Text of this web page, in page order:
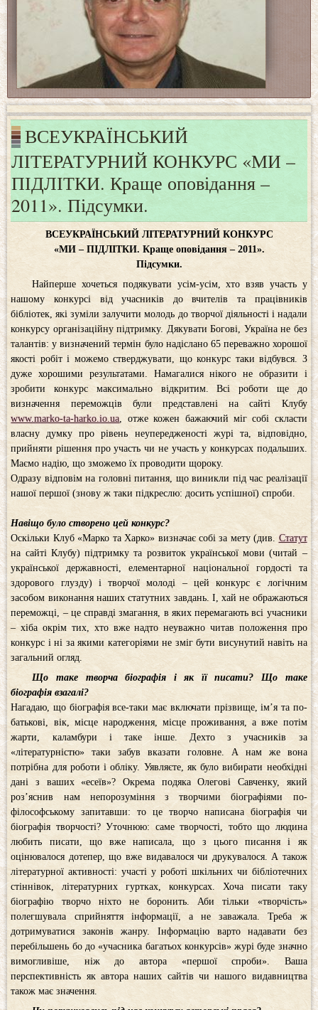
ВСЕУКРАЇНСЬКИЙ
ЛІТЕРАТУРНИЙ КОНКУРС «МИ –
ПІДЛІТКИ. Краще оповідання –
2011». Підсумки.
ВСЕУКРАЇНСЬКИЙ ЛІТЕРАТУРНИЙ КОНКУРС
«МИ – ПІДЛІТКИ. Краще оповідання – 2011».
Підсумки.
Найперше хочеться подякувати усім-усім, хто взяв участь у
нашому конкурсі від учасників до вчителів та працівників
бібліотек, які зуміли залучити молодь до творчої діяльності і надали
конкурсу організаційну підтримку. Дякувати Богові, Україна не без
талантів: у визначений термін було надіслано 65 переважно хорошої
якості робіт і можемо стверджувати, що конкурс таки відбувся. З
дуже хорошими результатами. Намагалися нікого не образити і
зробити конкурс максимально відкритим. Всі роботи ще до
визначення переможців були представлені на сайті Клубу
www.marko-ta-harko.io.ua , отже кожен бажаючий міг собі скласти
власну думку про рівень неупередженості журі та, відповідно,
прийняти рішення про участь чи не участь у конкурсах подальших.
Маємо надію, що зможемо їх проводити щороку.
Одразу відповім на головні питання, що виникли під час реалізації
нашої першої (знову ж таки підкреслю: досить успішної) спроби.
Навіщо було створено цей конкурс?
Оскільки Клуб «Марко та Харко» визначає собі за мету (див. Статут
на сайті Клубу) підтримку та розвиток української мови (читай –
української державності, елементарної національної гордості та
здорового глузду) і творчої молоді – цей конкурс є логічним
засобом виконання наших статутних завдань. І, хай не ображаються
переможці, – це справді змагання, в яких перемагають всі учасники
– хіба окрім тих, хто вже надто неуважно читав положення про
конкурс і ні за якими категоріями не зміг бути висунутий навіть на
загальний огляд.
Що таке творча біографія і як її писати? Що таке
біографія взагалі?
Нагадаю, що біографія все-таки має включати прізвище, ім’я та по-
батькові, вік, місце народження, місце проживання, а вже потім
жарти, каламбури і таке інше. Дехто з учасників за
«літературністю» таки забув вказати головне. А нам же вона
потрібна для роботи і обліку. Уявляєте, як було вибирати необхідні
дані з ваших «есеїв»? Окрема подяка Олегові Савченку, який
роз’яснив нам непорозуміння з творчими біографіями по-
філософському запитавши: то це творчо написана біографія чи
біографія творчості? Уточнюю: саме творчості, тобто що людина
любить писати, що вже написала, що з цього писання і як
оцінювалося дотепер, що вже видавалося чи друкувалося. А також
літературної активності: участі у роботі шкільних чи бібліотечних
стіннівок, літературних гуртках, конкурсах. Хоча писати таку
біографію творчо ніхто не боронить. Аби тільки «творчість»
полегшувала сприйняття інформації, а не заважала. Треба ж
дотримуватися законів жанру. Інформацію варто надавати без
перебільшень бо до «учасника багатьох конкурсів» журі буде значно
вимогливіше, ніж до автора «першої спроби». Ваша
перспективність як автора наших сайтів чи нашого видавництва
також має значення.